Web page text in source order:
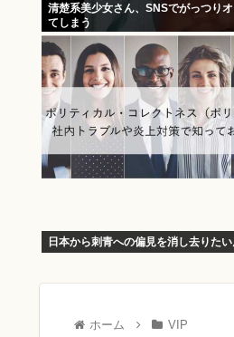
清楚系美少女さん、SNSでがっつり
てしまう
日本から刺青への偏見を消し去りた
ホーム VIP